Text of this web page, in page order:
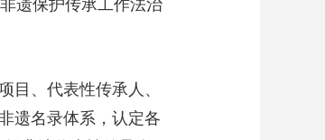
遗保护传承工作法治
目、代表性传承人、
遗名录体系，认定各